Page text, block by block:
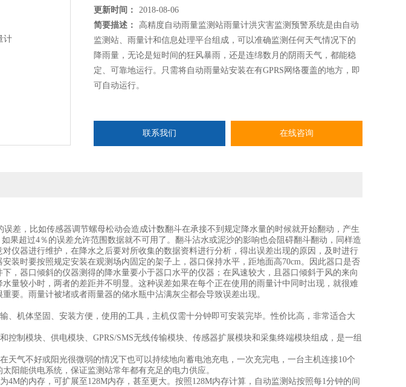
更新时间：
2018-08-06
简要描述：
高精度自动雨量监测站雨量计洪灾害监测预警系统是由自动
监测站、雨量计和信息处理平台组成，可以准确监测任何天气情况下的
降雨量，无论是短时间的狂风暴雨，还是连绵数月的阴雨天气，都能稳
定、可靠地运行。只需将自动雨量站安装在有GPRS网络覆盖的地方，即
可自动运行。
联系我们 在线咨询
差，比如传感器调节螺母松动会造成计数翻斗在承接不到规定降水量的时候就开始翻动，产生
果超过4％的误差允许范围数据就不可用了。翻斗沾水或泥沙的影响也会阻碍翻斗翻动，同样造
仪器进行维护，在降水之后要对所收集的数据资料进行分析，得出误差出现的原因，及时进行
装时要按照规定安装在观测场内固定的架子上，器口保持水平，距地面高70cm。因此器口是否
，器口倾斜的仪器测得的降水量要小于器口水平的仪器；在风速较大，且器口倾斜于风的来向
量较小时，两者的差距并不明显。这种误差如果在每个正在使用的雨量计中同时出现，就很难
要。雨量计被堵或者雨量器的储水瓶中沾满灰尘都会导致误差出现。
机体坚固、安装方便，使用的工具，主机仅需十分钟即可安装完毕。性价比高，非常适合大
制模块、供电模块、GPRS/SMS无线传输模块、传感器扩展模块和采集终端模块组成，是一组
气不好或阳光很微弱的情况下也可以持续地向蓄电池充电，一次充完电，一台主机连接10个
阳能供电系统，保证监测站常年都有充足的电力供应。
的内存，可扩展至128M内存，甚至更大。按照128M内存计算，自动监测站按照每1分钟的间